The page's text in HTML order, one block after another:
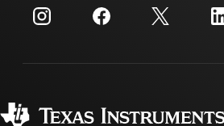
Investorenbeziehungen
Kundensupportzentrum
myTI-Konto FAQs
Häufig gestellte Fragen zu Bestellungen